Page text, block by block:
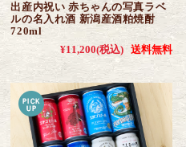
出産内祝い 赤ちゃんの写真ラベ
ルの名入れ酒 新潟産酒粕焼酎
720ml
¥11,200(税込) 送料無料